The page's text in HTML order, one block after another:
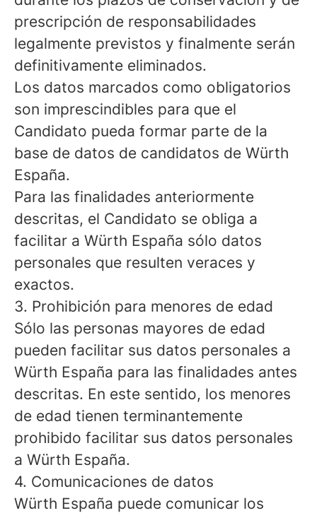
prescripción de responsabilidades
legalmente previstos y finalmente serán
definitivamente eliminados.
Los datos marcados como obligatorios
son imprescindibles para que el
Candidato pueda formar parte de la
base de datos de candidatos de Würth
España.
Para las finalidades anteriormente
descritas, el Candidato se obliga a
facilitar a Würth España sólo datos
personales que resulten veraces y
exactos.
3. Prohibición para menores de edad
Sólo las personas mayores de edad
pueden facilitar sus datos personales a
Würth España para las finalidades antes
descritas. En este sentido, los menores
de edad tienen terminantemente
prohibido facilitar sus datos personales
a Würth España.
4. Comunicaciones de datos
Würth España puede comunicar los